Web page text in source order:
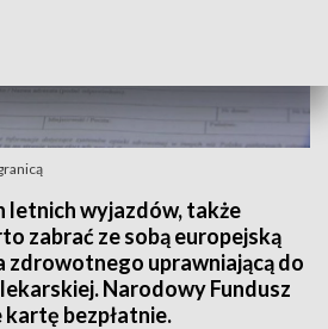
letnich wyjazdów, także
zabrać ze sobą europejską
zdrowotnego uprawniającą do
Narodowy Fundusz
bezpłatnie.